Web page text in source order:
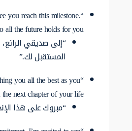
you reach this milestone.
all the future holds for you.”
“إلى صديقي
المستقبل لك.”
you all the best as you
next chapter of your life.”
“مبروك على هذا